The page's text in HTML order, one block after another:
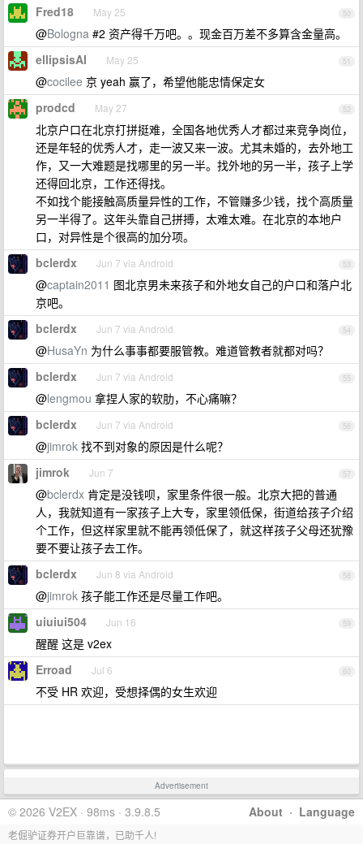
50
Fred18 May 25
@Bologna #2 资产得千万吧。。现金百万差不多算含金量高。
51
ellipsisAI May 25
@cocilee 京 yeah 赢了，希望他能忠情保定女
52
prodcd May 27
北京户口在北京打拼挺难，全国各地优秀人才都过来竞争岗位，
还是年轻的优秀人才，走一波又来一波。尤其未婚的，去外地工
作，又一大难题是找哪里的另一半。找外地的另一半，孩子上学
还得回北京，工作还得找。
不如找个能接触高质量异性的工作，不管赚多少钱，找个高质量
另一半得了。这年头靠自己拼搏，太难太难。在北京的本地户
口，对异性是个很高的加分项。
53
bclerdx Jun 7 via Android
@captain2011 图北京男未来孩子和外地女自己的户口和落户北
京吧。
54
bclerdx Jun 7 via Android
@HusaYn 为什么事事都要服管教。难道管教者就都对吗？
55
bclerdx Jun 7 via Android
@lengmou 拿捏人家的软肋，不心痛嘛？
56
bclerdx Jun 7 via Android
@jimrok 找不到对象的原因是什么呢？
57
jimrok Jun 7
@bclerdx 肯定是没钱呗，家里条件很一般。北京大把的普通
人，我就知道有一家孩子上大专，家里领低保，街道给孩子介绍
个工作，但这样家里就不能再领低保了，就这样孩子父母还犹豫
要不要让孩子去工作。
58
bclerdx Jun 8 via Android
@jimrok 孩子能工作还是尽量工作吧。
59
uiuiui504 Jun 16
醒醒 这是 v2ex
60
Erroad Jul 6
不受 HR 欢迎，受想择偶的女生欢迎
Advertisement
About · Language
© 2026 V2EX · 98ms · 3.9.8.5
老倔驴证券开户巨靠谱，已助千人!